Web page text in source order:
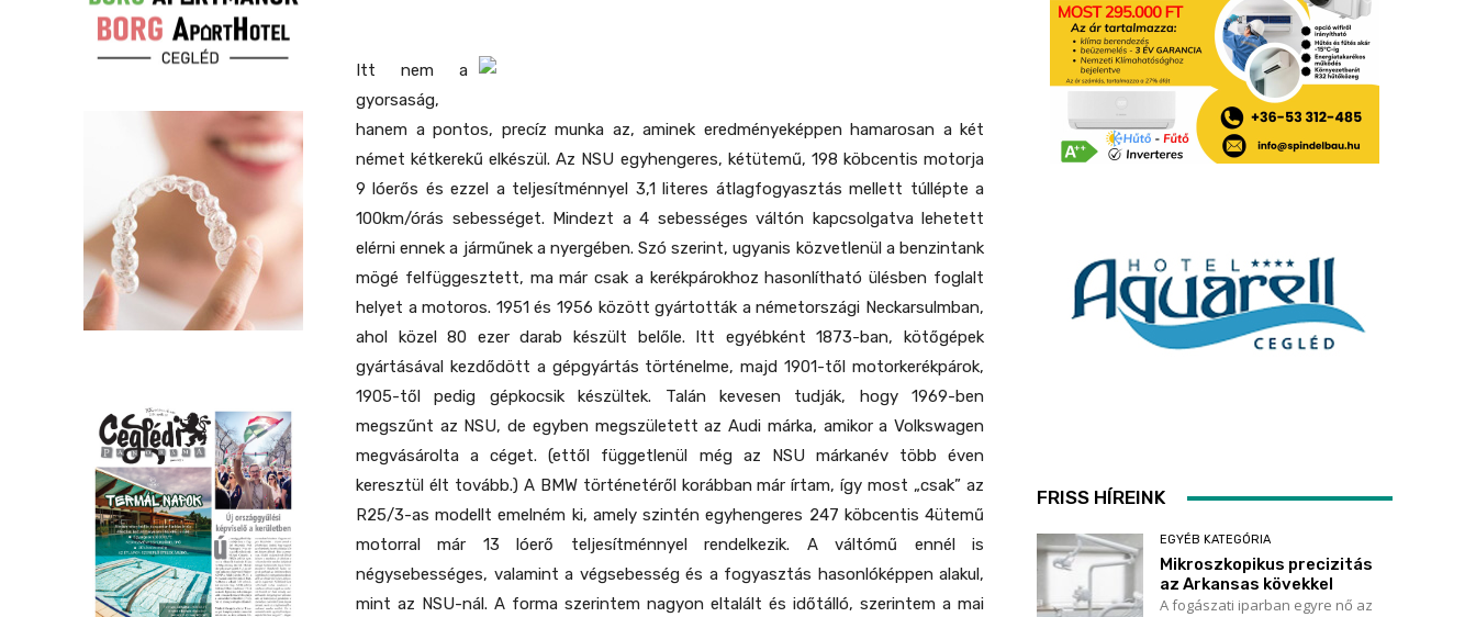
Itt nem a
gyorsaság,
hanem a pontos, precíz munka az, aminek eredményeképpen hamarosan a két
német kétkerekű elkészül. Az NSU egyhengeres, kétütemű, 198 köbcentis motorja
9 lóerős és ezzel a teljesítménnyel 3,1 literes átlagfogyasztás mellett túllépte a
100km/órás sebességet. Mindezt a 4 sebességes váltón kapcsolgatva lehetett
elérni ennek a járműnek a nyergében. Szó szerint, ugyanis közvetlenül a benzintank
mögé felfüggesztett, ma már csak a kerékpárokhoz hasonlítható ülésben foglalt
helyet a motoros. 1951 és 1956 között gyártották a németországi Neckarsulmban,
ahol közel 80 ezer darab készült belőle. Itt egyébként 1873-ban, kötőgépek
gyártásával kezdődött a gépgyártás történelme, majd 1901-től motorkerékpárok,
1905-től pedig gépkocsik készültek. Talán kevesen tudják, hogy 1969-ben
megszűnt az NSU, de egyben megszületett az Audi márka, amikor a Volkswagen
megvásárolta a céget. (ettől függetlenül még az NSU márkanév több éven
keresztül élt tovább.) A BMW történetéről korábban már írtam, így most „csak” az
R25/3-as modellt emelném ki, amely szintén egyhengeres 247 köbcentis 4ütemű
motorral már 13 lóerő teljesítménnyel rendelkezik. A váltómű ennél is
négysebességes, valamint a végsebesség és a fogyasztás hasonlóképpen alakul,
mint az NSU-nál. A forma szerintem nagyon eltalált és időtálló, szerintem a mai
FRISS HÍREINK
EGYÉB KATEGÓRIA
Mikroszkopikus precizitás
az Arkansas kövekkel
A fogászati iparban egyre nő az